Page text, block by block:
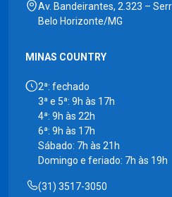
Av. Bandeirantes, 2.323 –
Belo Horizonte/MG
MINAS COUNTRY
2ª: fechado
3ª e 5ª: 9h às 17h
4ª: 9h às 22h
6ª: 9h às 17h
Sábado: 7h às 21h
Domingo e feriado: 7h às 19h
(31) 3517-3050